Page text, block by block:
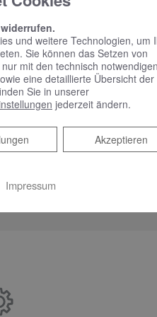
zum sanften Umspielen
und Art der Wellness-
sind der Entspannung
dafür, dass die
Gesamtbild der
eine einfache
die Kunden können aus
Eine Whirlwanne
und weitere Technologien, um
Sie können das Setzen von
mit den technisch notwendigen
eine detaillierte Übersicht der
Sie in unserer
jederzeit ändern.
Akzeptieren
Impressum